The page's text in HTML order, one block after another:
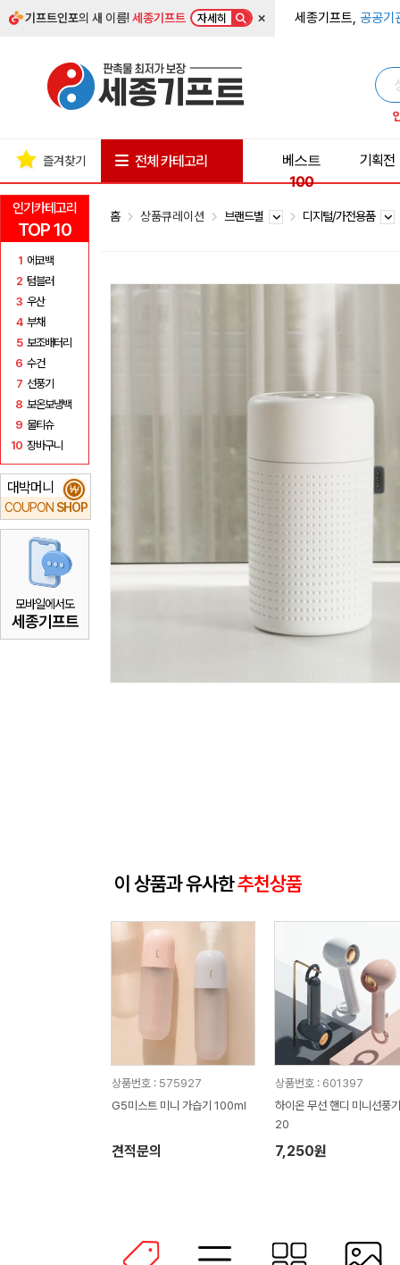
기프트인포의 새 이름!세종기프트 자세히 × 세종기프트, 공공기
인기카테고리
TOP 10
1 에코백
2 텀블러
3 우산
4 부채
5 보조배터리
6 수건
7 선풍기
8 보온보냉백
9 물티슈
10 장바구니
대박머니
COUPON SHOP
₩
모바일에서도
세종기프트
즐겨찾기 전체 카테고리
베스트
100
기획전
홈 상품큐레이션 브랜드별 디지털/가전용품
이 상품과 유사한추천상품
상품번호 : 575927
G5미스트 미니 가습기 100ml
견적문의
상품번호 : 601397
하이온 무선 핸디 미니선풍
20
7,250원